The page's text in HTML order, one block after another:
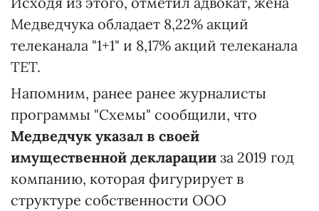
Медведчука обладает 8,22% акций
телеканала "1+1" и 8,17% акций телеканала
ТЕТ.
Напомним, ранее ранее журналисты
программы "Схемы" сообщили, что
Медведчук указал в своей
имущественной декларации за 2019 год
компанию, которая фигурирует в
структуре собственности ООО